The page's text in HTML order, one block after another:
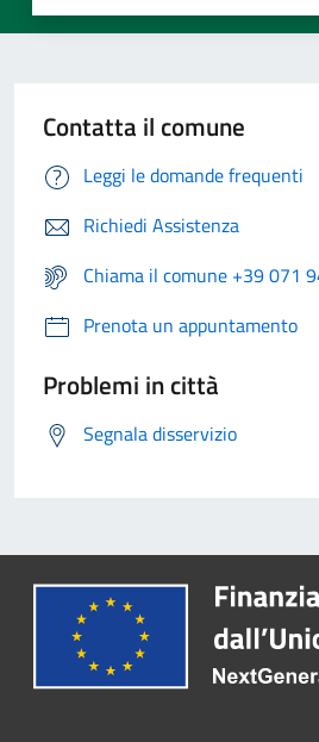
Contatta il comune
Leggi le domande frequenti
Richiedi Assistenza
Chiama il comune +39 071
Prenota un appuntamento
Problemi in città
Segnala disservizio